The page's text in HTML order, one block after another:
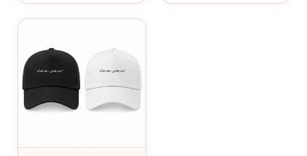
légèreté.
Nous sommes convaincus que nos sous-vêtements assortis
avec le design « C’est moi qui porte la culotte – Et c’est moi
qui l’enlève » apporteront de la joie et de la bonne humeur
dans votre vie de couple. Commandez dès maintenant et